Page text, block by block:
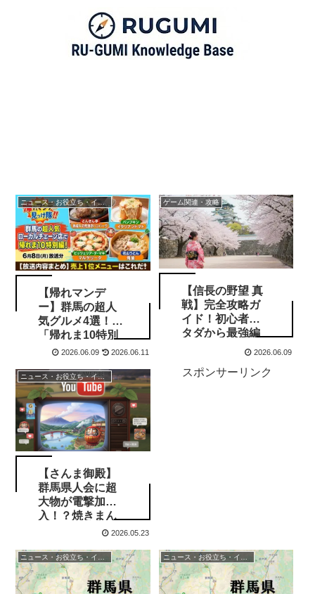
ニュース・お役立ち・イベント情報
【帰れマンデ
ー】群馬の超人
気グルメ4選！
「帰れま10特別
編」で紹介され
ーまとめ
2026.06.09 2026.06.11
ゲーム関連・攻略
【信長の野望 真
戦】完全攻略ガ
イド！初心者ス
タダから最強編
成の組み方・シ
情報まで徹底解
2026.06.09
ニュース・お役立ち・イベント情報
【さんま御殿】
群馬県人会に超
大物が電撃加
入！？焼きまん
じゅうフェス化
パワースポット
まとめ
2026.05.23
スポンサーリンク
ニュース・お役立ち・イベント情報 ニュース・お役立ち・イベント情報